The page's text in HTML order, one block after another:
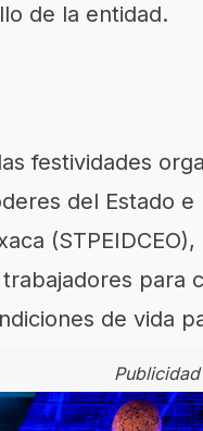
de la entidad.
festividades
del Estado
para
de vida
Publicidad